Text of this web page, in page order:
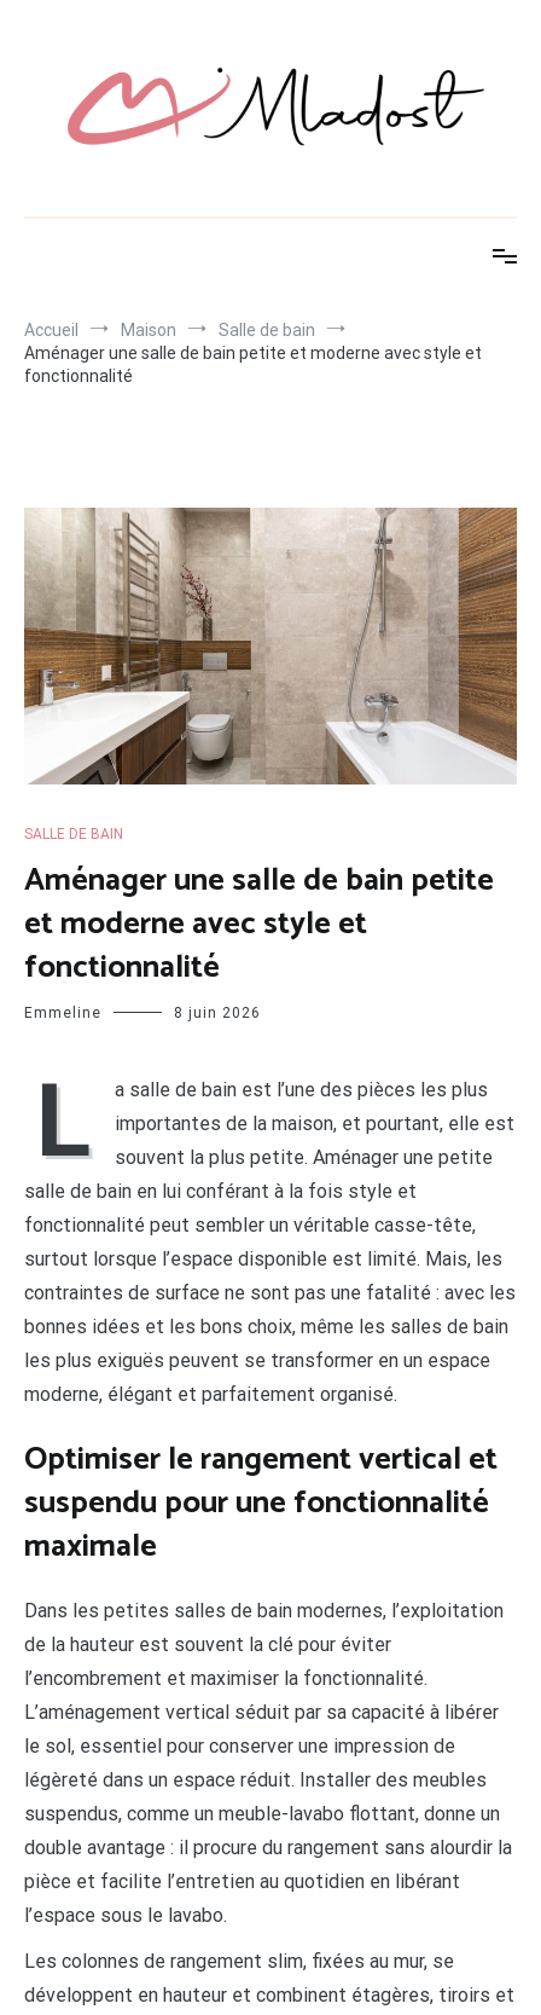
Accueil Maison
Salle de bain
Aménager une salle de bain petite et moderne avec style et
fonctionnalité
SALLE DE BAIN
Aménager une salle de bain petite
et moderne avec style et
fonctionnalité
Emmeline 8 juin 2026
L
a salle de bain est l’une des pièces les plus
importantes de la maison, et pourtant, elle est
souvent la plus petite. Aménager une petite
salle de bain en lui conférant à la fois style et
fonctionnalité peut sembler un véritable casse-tête,
surtout lorsque l’espace disponible est limité. Mais, les
contraintes de surface ne sont pas une fatalité : avec les
bonnes idées et les bons choix, même les salles de bain
les plus exiguës peuvent se transformer en un espace
moderne, élégant et parfaitement organisé.
Optimiser le rangement vertical et
suspendu pour une fonctionnalité
maximale
Dans les petites salles de bain modernes, l’exploitation
de la hauteur est souvent la clé pour éviter
l’encombrement et maximiser la fonctionnalité.
L’aménagement vertical séduit par sa capacité à libérer
le sol, essentiel pour conserver une impression de
légèreté dans un espace réduit. Installer des meubles
suspendus, comme un meuble-lavabo flottant, donne un
double avantage : il procure du rangement sans alourdir la
pièce et facilite l’entretien au quotidien en libérant
l’espace sous le lavabo.
Les colonnes de rangement slim, fixées au mur, se
développent en hauteur et combinent étagères, tiroirs et